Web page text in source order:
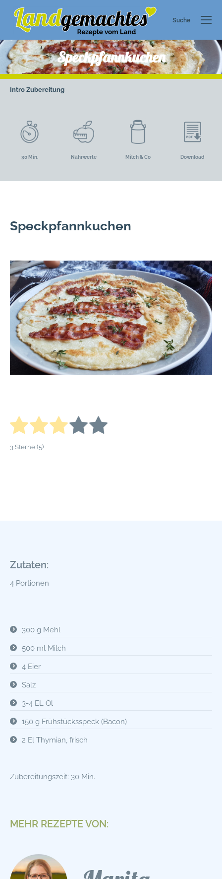
Search:
Suche
Speckpfannkuchen
Intro Zubereitung
30 Min. Nährwerte Milch & Co Download
Speckpfannkuchen
3 Sterne (5)
Zutaten:
4 Portionen
300 g Mehl
500 ml Milch
4 Eier
Salz
3-4 EL Öl
150 g Frühstücksspeck (Bacon)
2 El Thymian, frisch
Zubereitungszeit: 30 Min.
MEHR REZEPTE VON: